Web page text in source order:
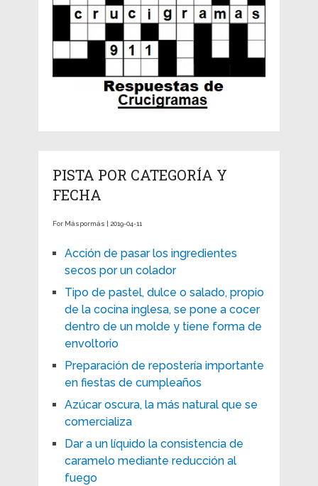
PISTA POR CATEGORÍA Y
FECHA
For Máspormás | 2019-04-11
Acción de pasar los ingredientes
secos por un colador
Tipo de pastel, dulce o salado, propio
de la cocina inglesa, se pone a cocer
dentro de un molde y tiene forma de
envoltorio
Preparación de repostería importante
en fiestas de cumpleaños
Azúcar oscura, la más natural que se
comercializa
Dar a un líquido la consistencia de
caramelo mediante reducción al
fuego